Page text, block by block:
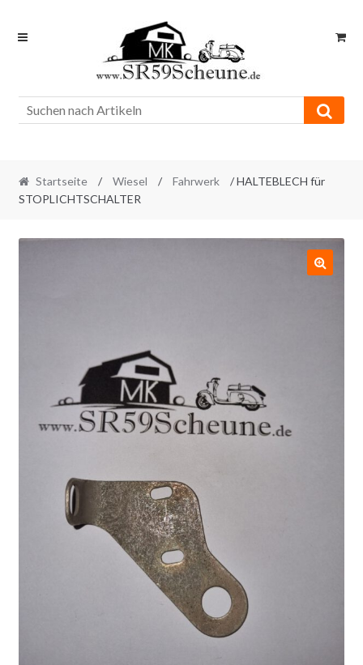
Skip
Skip
Startseite / Wiesel / Fahrwerk
/ HALTEBLECH für
STOPLICHTSCHALTER